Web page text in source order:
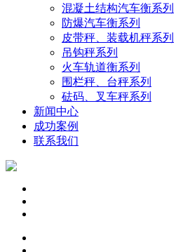
混凝土结构汽车衡系列
防爆汽车衡系列
皮带秤、装载机秤系列
吊钩秤系列
火车轨道衡系列
围栏秤、台秤系列
砝码、叉车秤系列
新闻中心
成功案例
联系我们